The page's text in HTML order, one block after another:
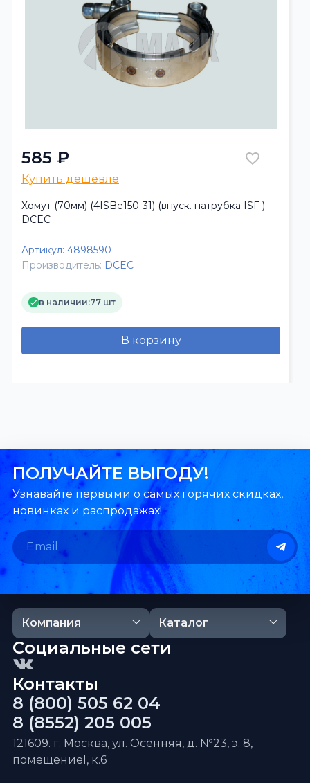
585 ₽
Купить дешевле
Хомут (70мм) (4ISBe150-31) (впуск. патрубка ISF )
DCEC
Артикул: 4898590
Производитель: DCEC
в наличии:77 шт
В корзину
ПОЛУЧАЙТЕ ВЫГОДУ!
Узнавайте первыми о самых горячих скидках,
новинках и распродажах!
Компания Каталог
Контакты
8 (800) 505 62 04
8 (8552) 205 005
121609. г. Москва, ул. Осенняя, д. №23, э. 8,
помещениеI, к.6
Социальные сети